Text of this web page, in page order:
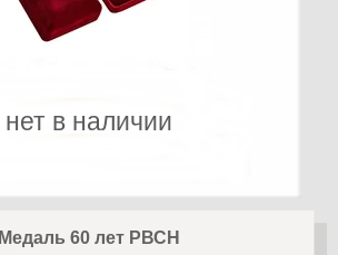
нет в наличии
Медаль 60 лет РВСН